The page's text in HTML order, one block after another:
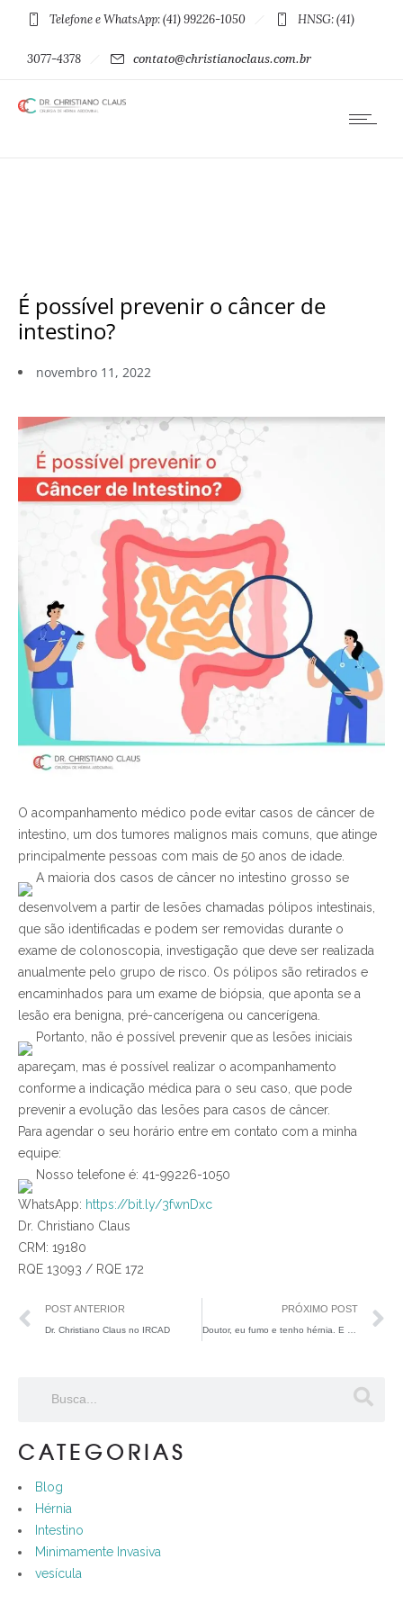
Telefone e WhatsApp: (41) 99226-1050 HNSG: (41)
3077-4378 contato@christianoclaus.com.br
É possível prevenir o câncer de
intestino?
novembro 11, 2022
O acompanhamento médico pode evitar casos de câncer de
intestino, um dos tumores malignos mais comuns, que atinge
principalmente pessoas com mais de 50 anos de idade.
A maioria dos casos de câncer no intestino grosso se
desenvolvem a partir de lesões chamadas pólipos intestinais,
que são identificadas e podem ser removidas durante o
exame de colonoscopia, investigação que deve ser realizada
anualmente pelo grupo de risco. Os pólipos são retirados e
encaminhados para um exame de biópsia, que aponta se a
lesão era benigna, pré-cancerígena ou cancerígena.
Portanto, não é possível prevenir que as lesões iniciais
apareçam, mas é possível realizar o acompanhamento
conforme a indicação médica para o seu caso, que pode
prevenir a evolução das lesões para casos de câncer.
Para agendar o seu horário entre em contato com a minha
equipe:
Nosso telefone é: 41-99226-1050
WhatsApp: https://bit.ly/3fwnDxc
Dr. Christiano Claus
CRM: 19180
RQE 13093 / RQE 172
POST ANTERIOR
Dr. Christiano Claus no IRCAD
PRÓXIMO POST
CATEGORIAS
Blog
Hérnia
Intestino
Minimamente Invasiva
vesícula